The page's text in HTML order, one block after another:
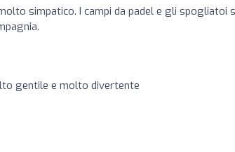
simpatico. I campi da padel e gli spogliatoi
gentile e molto divertente